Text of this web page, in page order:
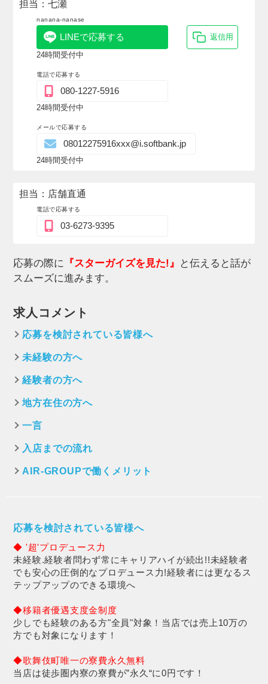
担当：七瀬
nanana-nanase
LINEで応募する
返信用
24時間受付中
電話で応募する
080-1227-5916
24時間受付中
メールで応募する
08012275916xxx@i.softbank.jp
24時間受付中
担当：店舗直通
電話で応募する
03-6273-9395
応募の際に 『スターガイズを見た!』
と伝えると話が
スムーズに進みます。
求人コメント
応募を検討されている皆様へ
未経験の方へ
経験者の方へ
地方在住の方へ
一言
入店までの流れ
AIR-GROUPで働くメリット
応募を検討されている皆様へ
◆ '超'プロデュース力
未経験.経験者問わず常にキャリアハイが続出!!未経験者
でも安心の圧倒的なプロデュース力!経験者には更なるス
テップアップのできる環境へ
◆移籍者優遇支度金制度
少しでも経験のある方"全員"対象！当店では売上10万の
方でも対象になります！
◆歌舞伎町唯一の寮費永久無料
当店は徒歩圏内寮の寮費が”永久“に0円です！